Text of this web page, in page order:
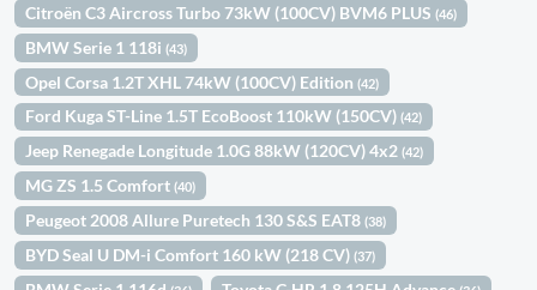
Citroën C3 Aircross Turbo 73kW (100CV) BVM6 PLUS(46)
BMW Serie 1 118i(43)
Opel Corsa 1.2T XHL 74kW (100CV) Edition(42)
Ford Kuga ST-Line 1.5T EcoBoost 110kW (150CV)(42)
Jeep Renegade Longitude 1.0G 88kW (120CV) 4x2(42)
MG ZS 1.5 Comfort(40)
Peugeot 2008 Allure Puretech 130 S&S EAT8(38)
BYD Seal U DM-i Comfort 160 kW (218 CV)(37)